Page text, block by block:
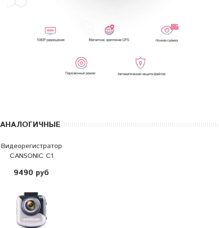
АНАЛОГИЧНЫЕ
Видеорегистратор
CANSONIC C1
9490 руб